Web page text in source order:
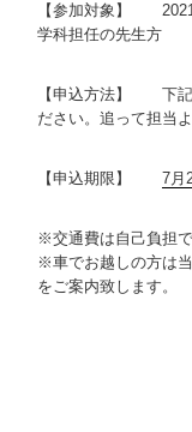
【参加対象】 2021
学科担任の先生方
【申込方法】 下記
ださい。追って担当
【申込期限】7月
※交通費は自己負担で
※車でお越しの方は
をご案内致します。